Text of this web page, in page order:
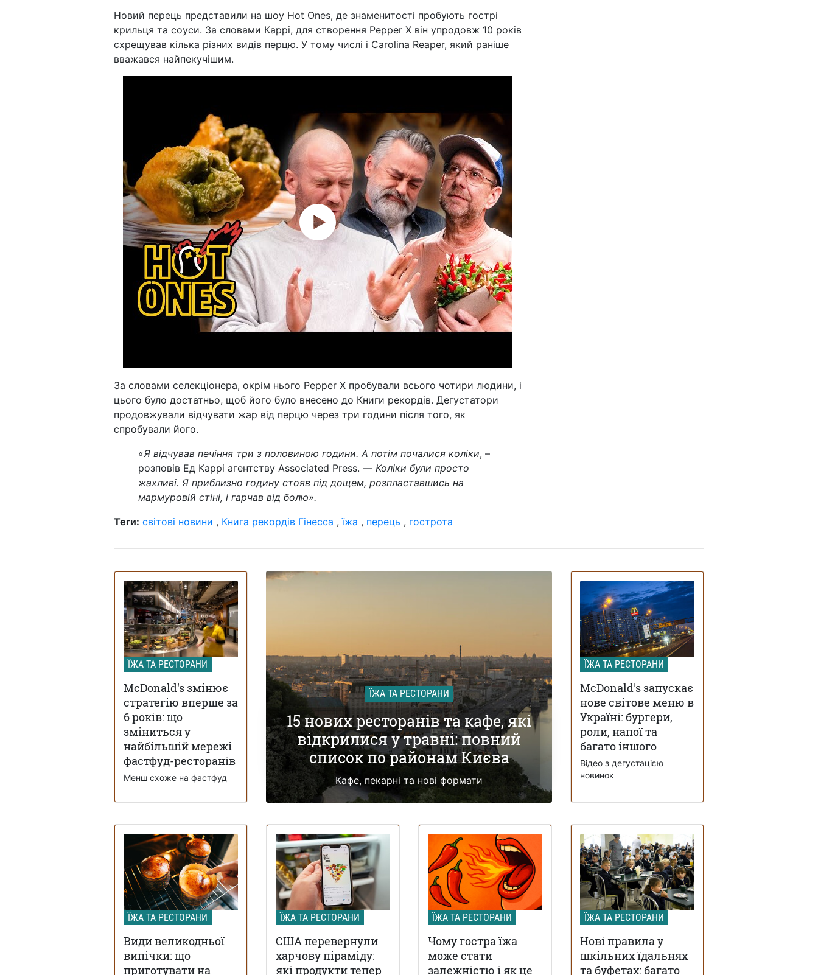
Новий перець представили на шоу Hot Ones, де знаменитості пробують гострі
крильця та соуси. За словами Каррі, для створення Pepper X він упродовж 10 років
схрещував кілька різних видів перцю. У тому числі і Carolina Reaper, який раніше
вважався найпекучішим.
За словами селекціонера, окрім нього Pepper X пробували всього чотири людини, і
цього було достатньо, щоб його було внесено до Книги рекордів. Дегустатори
продовжували відчувати жар від перцю через три години після того, як
спробували його.
«Я відчував печіння три з половиною години. А потім почалися коліки, –
розповів Ед Каррі агентству Associated Press. — Коліки були просто
жахливі. Я приблизно годину стояв під дощем, розпластавшись на
мармуровій стіні, і гарчав від болю».
Теги: світові новини , Книга рекордів Гінесса ,їжа , перець , гострота
ЇЖА ТА РЕСТОРАНИ
McDonald's змінює
стратегію вперше за
6 років: що
зміниться у
найбільшій мережі
фастфуд-ресторанів
Менш схоже на фастфуд
ЇЖА ТА РЕСТОРАНИ
15 нових ресторанів та кафе, які
відкрилися у травні: повний
список по районам Києва
Кафе, пекарні та нові формати
ЇЖА ТА РЕСТОРАНИ
McDonald's запускає
нове світове меню в
Україні: бургери,
роли, напої та
багато іншого
Відео з дегустацією
новинок
ЇЖА ТА РЕСТОРАНИ
Види великодньої
випічки: що
приготувати на
ЇЖА ТА РЕСТОРАНИ
США перевернули
харчову піраміду:
які продукти тепер
ЇЖА ТА РЕСТОРАНИ
Чому гостра їжа
може стати
залежністю і як це
ЇЖА ТА РЕСТОРАНИ
Нові правила у
шкільних їдальнях
та буфетах: багато